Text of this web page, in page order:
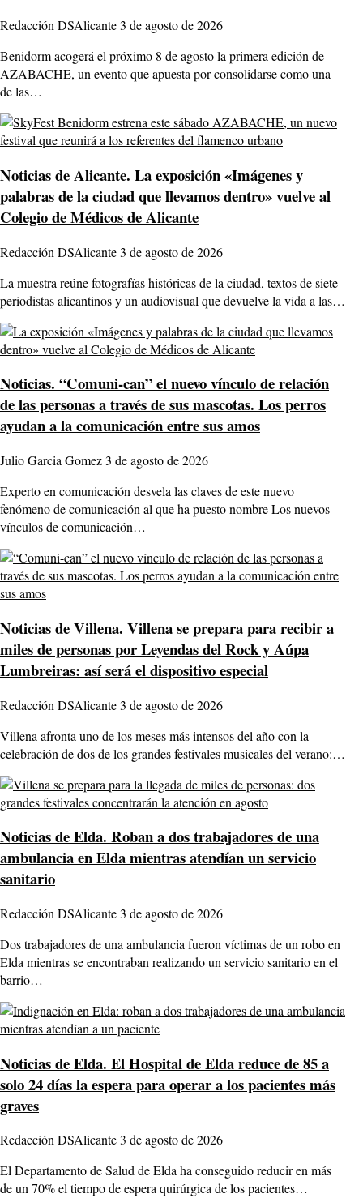
Redacción DSAlicante3 de agosto de 2026
Benidorm acogerá el próximo 8 de agosto la primera edición de
AZABACHE, un evento que apuesta por consolidarse como una
de las…
Noticias de Alicante. La exposición «Imágenes y
palabras de la ciudad que llevamos dentro» vuelve al
Colegio de Médicos de Alicante
Redacción DSAlicante3 de agosto de 2026
La muestra reúne fotografías históricas de la ciudad, textos de siete
periodistas alicantinos y un audiovisual que devuelve la vida a las…
Noticias. “Comuni-can” el nuevo vínculo de relación
de las personas a través de sus mascotas. Los perros
ayudan a la comunicación entre sus amos
Julio Garcia Gomez3 de agosto de 2026
Experto en comunicación desvela las claves de este nuevo
fenómeno de comunicación al que ha puesto nombre Los nuevos
vínculos de comunicación…
Noticias de Villena. Villena se prepara para recibir a
miles de personas por Leyendas del Rock y Aúpa
Lumbreiras: así será el dispositivo especial
Redacción DSAlicante3 de agosto de 2026
Villena afronta uno de los meses más intensos del año con la
celebración de dos de los grandes festivales musicales del verano:…
Noticias de Elda. Roban a dos trabajadores de una
ambulancia en Elda mientras atendían un servicio
sanitario
Redacción DSAlicante3 de agosto de 2026
Dos trabajadores de una ambulancia fueron víctimas de un robo en
Elda mientras se encontraban realizando un servicio sanitario en el
barrio…
Noticias de Elda. El Hospital de Elda reduce de 85 a
solo 24 días la espera para operar a los pacientes más
graves
Redacción DSAlicante3 de agosto de 2026
El Departamento de Salud de Elda ha conseguido reducir en más
de un 70% el tiempo de espera quirúrgica de los pacientes…